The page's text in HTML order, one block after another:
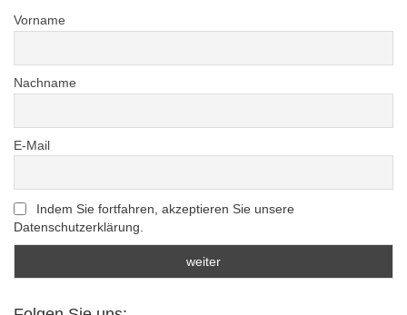
Vorname
Nachname
E-Mail
Indem Sie fortfahren, akzeptieren Sie unsere
Datenschutzerklärung.